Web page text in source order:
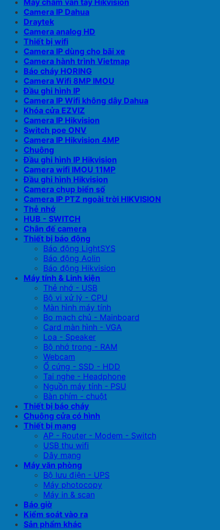
Máy chấm vân tay Hikvision
Camera IP Dahua
Draytek
Camera analog HD
Thiết bị wifi
Camera IP dùng cho bãi xe
Camera hành trình Vietmap
Báo cháy HORING
Camera Wifi 8MP IMOU
Đầu ghi hình IP
Camera IP Wifi không dây Dahua
Khóa cửa EZVIZ
Camera IP Hikvision
Switch poe ONV
Camera IP Hikvision 4MP
Chuông
Đầu ghi hình IP Hikvision
Camera wifi IMOU 11MP
Đầu ghi hình Hikvision
Camera chụp biển số
Camera IP PTZ ngoài trời HIKVISION
Thẻ nhớ
HUB - SWITCH
Chân đế camera
Thiết bị báo động
Báo động LightSYS
Báo động Aolin
Báo động Hikvision
Máy tính & Linh kiện
Thẻ nhớ - USB
Bộ vi xử lý - CPU
Màn hình máy tính
Bo mạch chủ - Mainboard
Card màn hình - VGA
Loa - Speaker
Bộ nhớ trong - RAM
Webcam
Ổ cứng - SSD - HDD
Tai nghe - Headphone
Nguồn máy tính - PSU
Bàn phím - chuột
Thiết bị báo cháy
Chuông cửa có hình
Thiết bị mạng
AP - Router - Modem - Switch
USB thu wifi
Dây mạng
Máy văn phòng
Bộ lưu điện - UPS
Máy photocopy
Máy in & scan
Báo giờ
Kiểm soát vào ra
Sản phẩm khác